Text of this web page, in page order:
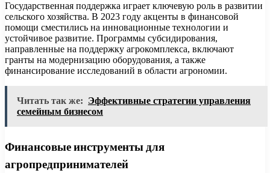
Государственная поддержка играет ключевую роль в развитии
сельского хозяйства. В 2023 году акценты в финансовой
помощи сместились на инновационные технологии и
устойчивое развитие. Программы субсидирования,
направленные на поддержку агрокомплекса, включают
гранты на модернизацию оборудования, а также
финансирование исследований в области агрономии.
Читать так же: Эффективные стратегии управления
семейным бизнесом
Финансовые инструменты для
агропредпринимателей